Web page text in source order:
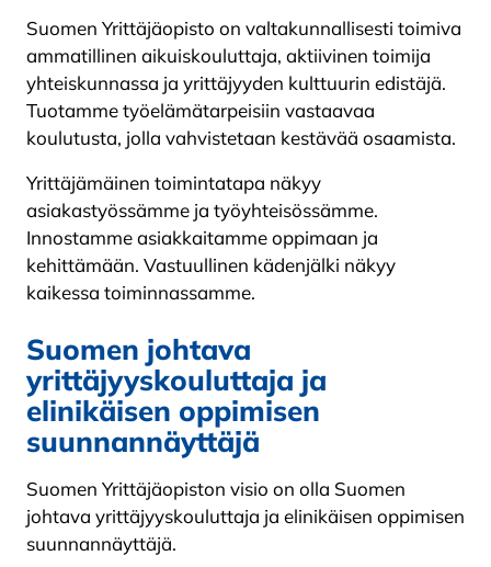
Suomen Yrittäjäopisto on valtakunnallisesti toimiva
ammatillinen aikuiskouluttaja, aktiivinen toimija
yhteiskunnassa ja yrittäjyyden kulttuurin edistäjä.
Tuotamme työelämätarpeisiin vastaavaa
koulutusta, jolla vahvistetaan kestävää osaamista.
Yrittäjämäinen toimintatapa näkyy
asiakastyössämme ja työyhteisössämme.
Innostamme asiakkaitamme oppimaan ja
kehittämään. Vastuullinen kädenjälki näkyy
kaikessa toiminnassamme.
Suomen johtava
yrittäjyyskouluttaja ja
elinikäisen oppimisen
suunnannäyttäjä
Suomen Yrittäjäopiston visio on olla Suomen
johtava yrittäjyyskouluttaja ja elinikäisen oppimisen
suunnannäyttäjä.